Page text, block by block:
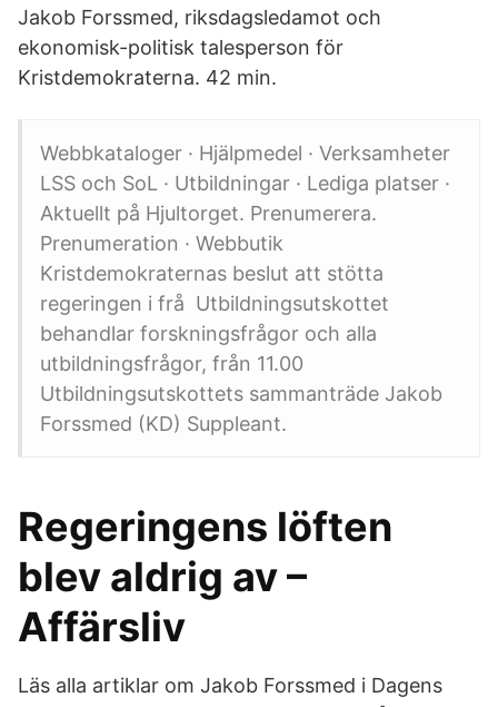
Jakob Forssmed, riksdagsledamot och
ekonomisk-politisk talesperson för
Kristdemokraterna. 42 min.
Webbkataloger · Hjälpmedel · Verksamheter
LSS och SoL · Utbildningar · Lediga platser ·
Aktuellt på Hjultorget. Prenumerera.
Prenumeration · Webbutik
Kristdemokraternas beslut att stötta
regeringen i frå Utbildningsutskottet
behandlar forskningsfrågor och alla
utbildningsfrågor, från 11.00
Utbildningsutskottets sammanträde Jakob
Forssmed (KD) Suppleant.
Regeringens löften
blev aldrig av –
Affärsliv
Läs alla artiklar om Jakob Forssmed i Dagens